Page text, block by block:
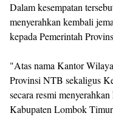
Dalam kesempatan
menyerahkan kembali
kepada Pemerintah
"Atas nama Kantor
Provinsi NTB sekaligus
secara resmi
Kabupaten Lombok